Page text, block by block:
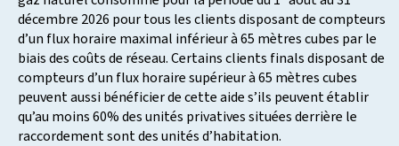
décembre 2026 pour tous les clients disposant de compteurs
d’un flux horaire maximal inférieur à 65 mètres cubes par le
biais des coûts de réseau. Certains clients finals disposant de
compteurs d’un flux horaire supérieur à 65 mètres cubes
peuvent aussi bénéficier de cette aide s’ils peuvent établir
qu’au moins 60% des unités privatives situées derrière le
raccordement sont des unités d’habitation.